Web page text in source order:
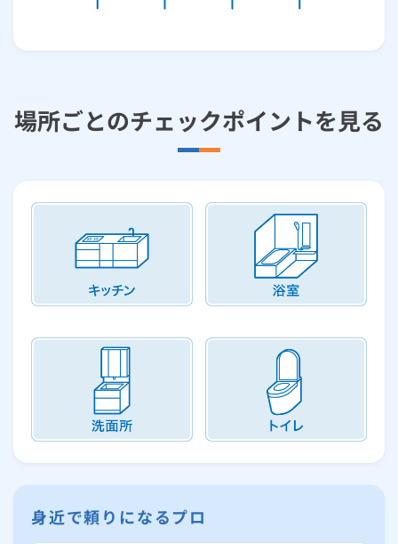
場所ごとのチェックポイントを見る
身近で頼りになるプロ